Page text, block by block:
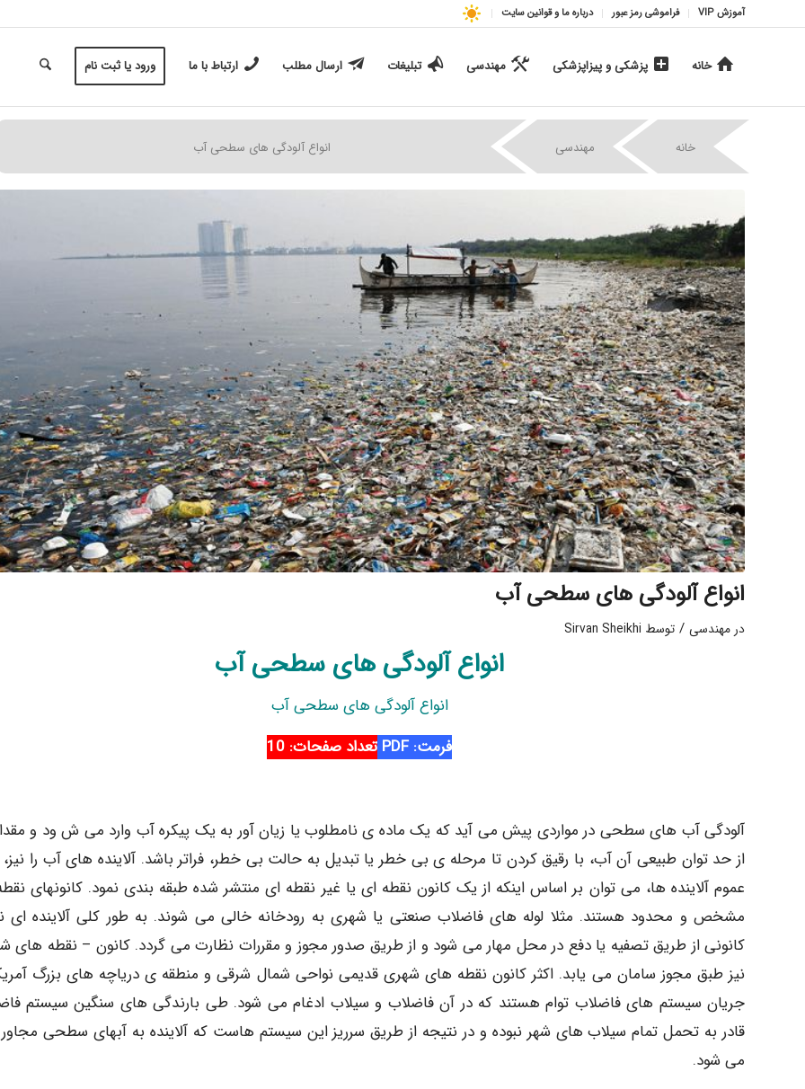
آموزش VIP فراموشی رمز عبور درباره ما و قوانین سایت
خانه پزشکی و پیزاپزشکی مهندسی تبلیغات ارسال مطلب ارتباط با ما ورود یا ثبت نام
خانه مهندسی | انواع آلودگی های سطحی آب
انواع آلودگی های سطحی آب
درمهندسی / توسط Sirvan Sheikhi
انواع آلودگی های سطحی آب
انواع آلودگی های سطحی آب
فرمت: PDF
تعداد صفحات: 10
آلودگی آب های سطحی در مواردی پیش می آید که یک ماده ی نامطلوب یا زیان آور به یک پیکره آب وارد می ش ود و
از حد توان طبیعی آن آب، با رقیق کردن تا مرحله ی بی خطر یا تبدیل به حالت بی خطر، فراتر باشد. آلاینده های آب را
عموم آلاینده ها، می توان بر اساس اینکه از یک کانون نقطه ای یا غیر نقطه ای منتشر شده طبقه بندی نمود. کانونهای
مشخص و محدود هستند. مثلا لوله های فاضلاب صنعتی یا شهری به رودخانه خالی می شوند. به طور کلی آلاینده ای
کانونی از طریق تصفیه یا دفع در محل مهار می شود و از طریق صدور مجوز و مقررات نظارت می گردد. کانون – نقطه های
نیز طبق مجوز سامان می یابد. اکثر کانون نقطه های شهری قدیمی نواحی شمال شرقی و منطقه ی دریاچه های بزرگ
جریان سیستم های فاضلاب توام هستند که در آن فاضلاب و سیلاب ادغام می شود. طی بارندگی های سنگین سیستم
قادر به تحمل تمام سیلاب های شهر نبوده و در نتیجه از طریق سرریز این سیستم هاست که آلاینده به آبهای سطحی مجاور
می شود.